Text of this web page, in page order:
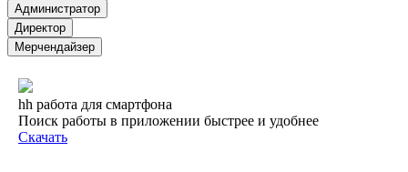
Администратор
Директор
Мерчендайзер
hh работа для смартфона
Поиск работы в приложении быстрее и удобнее
Скачать